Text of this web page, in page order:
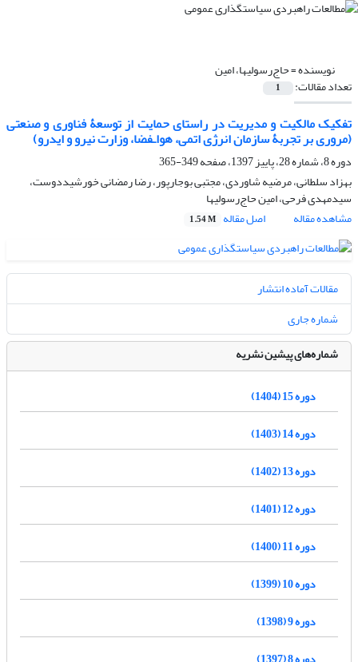
نویسنده =حاج‌رسولیها، امین
تعداد مقالات: 1
تفکیک مالکیت و مدیریت در راستای حمایت از توسعۀ فناوری و صنعتی
(مروری بر تجربۀ سازمان انرژی اتمی، هواـفضا، وزارت نیرو و ایدرو)
دوره 8، شماره 28، پاییز 1397، صفحه
349-365
بهزاد سلطانی، مرضیه شاوردی، مجتبی بوجارپور، رضا رمضانی خورشیددوست،
سیدمهدی فرحی، امین حاج‌رسولیها
مشاهده مقاله
اصل مقاله 1.54 M
مقالات آماده انتشار
شماره جاری
شماره‌های پیشین نشریه
دوره 15 (1404)
دوره 14 (1403)
دوره 13 (1402)
دوره 12 (1401)
دوره 11 (1400)
دوره 10 (1399)
دوره 9 (1398)